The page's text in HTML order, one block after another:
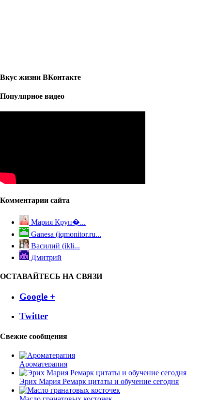
Вкус жизни ВКонтакте
Популярное видео
Комментарии сайта
Мария Круп�...
Ganesa (iqmonitor.ru...
Василий (ikli...
Дмитрий
ОСТАВАЙТЕСЬ НА СВЯЗИ
Google +
Twitter
Свежие сообщения
Ароматерапия
Эрих Мария Ремарк цитаты и обучение сегодня